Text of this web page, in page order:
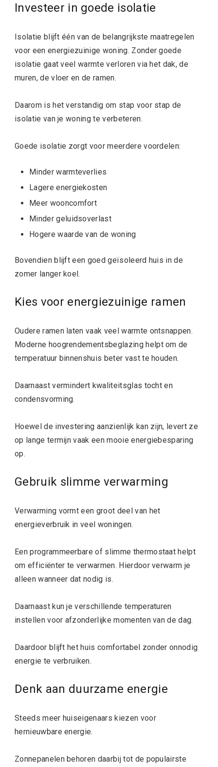
Investeer in goede isolatie
Isolatie blijft één van de belangrijkste maatregelen
voor een energiezuinige woning. Zonder goede
isolatie gaat veel warmte verloren via het dak, de
muren, de vloer en de ramen.
Daarom is het verstandig om stap voor stap de
isolatie van je woning te verbeteren.
Goede isolatie zorgt voor meerdere voordelen:
Minder warmteverlies
Lagere energiekosten
Meer wooncomfort
Minder geluidsoverlast
Hogere waarde van de woning
Bovendien blijft een goed geïsoleerd huis in de
zomer langer koel.
Kies voor energiezuinige ramen
Oudere ramen laten vaak veel warmte ontsnappen.
Moderne hoogrendementsbeglazing helpt om de
temperatuur binnenshuis beter vast te houden.
Daarnaast vermindert kwaliteitsglas tocht en
condensvorming.
Hoewel de investering aanzienlijk kan zijn, levert ze
op lange termijn vaak een mooie energiebesparing
op.
Gebruik slimme verwarming
Verwarming vormt een groot deel van het
energieverbruik in veel woningen.
Een programmeerbare of slimme thermostaat helpt
om efficiënter te verwarmen. Hierdoor verwarm je
alleen wanneer dat nodig is.
Daarnaast kun je verschillende temperaturen
instellen voor afzonderlijke momenten van de dag.
Daardoor blijft het huis comfortabel zonder onnodig
energie te verbruiken.
Denk aan duurzame energie
Steeds meer huiseigenaars kiezen voor
hernieuwbare energie.
Zonnepanelen behoren daarbij tot de populairste